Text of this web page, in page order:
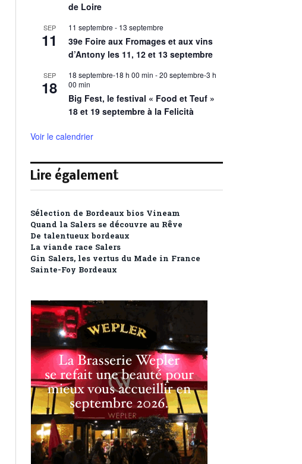
de Loire
SEP
11
11 septembre - 13 septembre
39e Foire aux Fromages et aux vins
d’Antony les 11, 12 et 13 septembre
SEP
18
18 septembre-18 h 00 min -20 septembre-3 h
00 min
Big Fest, le festival « Food et Teuf »
18 et 19 septembre à la Felicità
Voir le calendrier
Lire également
Sélection de Bordeaux bios Vineam
Quand la Salers se découvre au Rêve
De talentueux bordeaux
La viande race Salers
Gin Salers, les vertus du Made in France
Sainte-Foy Bordeaux